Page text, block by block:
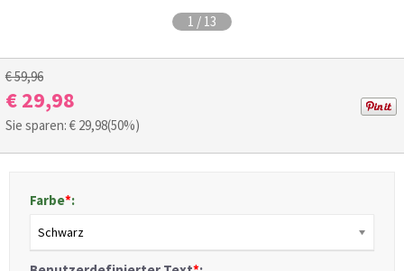
1 / 13
€ 59,96
€ 29,98
Sie sparen: € 29,98(50%)
Farbe*:
Schwarz